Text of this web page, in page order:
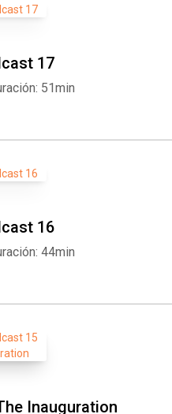
17
51min
16
44min
Inauguration